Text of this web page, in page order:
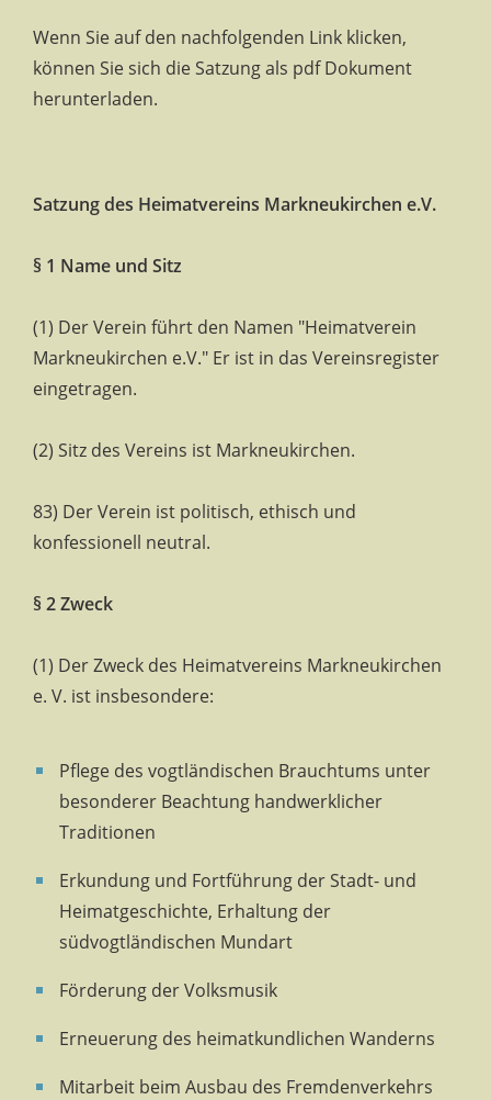
Wenn Sie auf den nachfolgenden Link klicken,
können Sie sich die Satzung als pdf Dokument
herunterladen.
Satzung des Heimatvereins Markneukirchen e.V.
§ 1 Name und Sitz
(1) Der Verein führt den Namen "Heimatverein
Markneukirchen e.V." Er ist in das Vereinsregister
eingetragen.
(2) Sitz des Vereins ist Markneukirchen.
83) Der Verein ist politisch, ethisch und
konfessionell neutral.
§ 2 Zweck
(1) Der Zweck des Heimatvereins Markneukirchen
e. V. ist insbesondere:
Pflege des vogtländischen Brauchtums unter
besonderer Beachtung handwerklicher
Traditionen
Erkundung und Fortführung der Stadt- und
Heimatgeschichte, Erhaltung der
südvogtländischen Mundart
Förderung der Volksmusik
Erneuerung des heimatkundlichen Wanderns
Mitarbeit beim Ausbau des Fremdenverkehrs